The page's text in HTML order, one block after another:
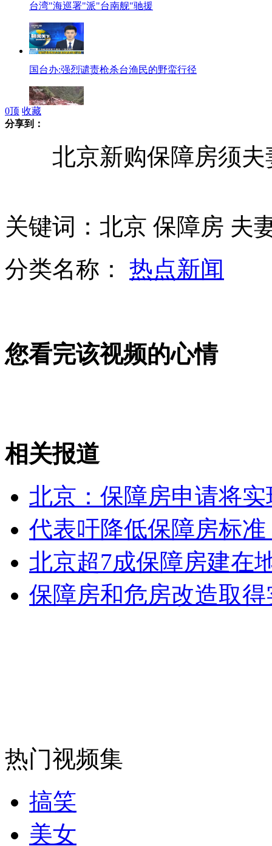
台湾"海巡署"派"台南舰"驰援
国台办:强烈谴责枪杀台渔民的野蛮行径
台一渔民遭菲军炮击死亡
江西赣州暴雨致城区内涝 女子爬被淹车顶求救
山西运城恶犬咬伤多人 警民合力深夜将其击毙
女孩北京地铁殴打老人 痛下狠手拳打脚踢
无痛分娩是否安全 医生回应
走！跟着总书记去植树
0顶 收藏
分享到：
北京新购保障房须夫
关键词：北京 保障房 夫
分类名称： 热点新闻
您看完该视频的心情
相关报道
北京：保障房申请将实
代表吁降低保障房标
北京超7成保障房建在
保障房和危房改造取
热门视频集
搞笑
美女